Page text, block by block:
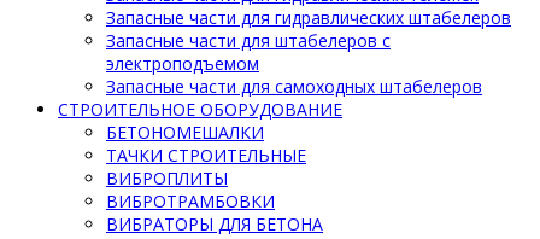
Запасные части для гидравлических штабелеров
Запасные части для штабелеров с
электроподъемом
Запасные части для самоходных штабелеров
СТРОИТЕЛЬНОЕ ОБОРУДОВАНИЕ
БЕТОНОМЕШАЛКИ
ТАЧКИ СТРОИТЕЛЬНЫЕ
ВИБРОПЛИТЫ
ВИБРОТРАМБОВКИ
ВИБРАТОРЫ ДЛЯ БЕТОНА